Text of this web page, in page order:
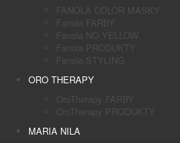
FANOLA COLOR MASKY
Fanola FARBY
Fanola NO YELLOW
Fanola PRODUKTY
Fanola STYLING
ORO THERAPY
OroTherapy FARBY
OroTherapy PRODUKTY
MARIA NILA